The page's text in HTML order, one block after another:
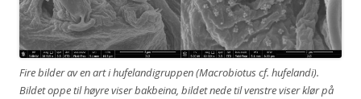
Fire bilder av en art i hufelandigruppen (Macrobiotus cf. hufelandi).
Bildet oppe til høyre viser bakbeina, bildet nede til venstre viser klør på